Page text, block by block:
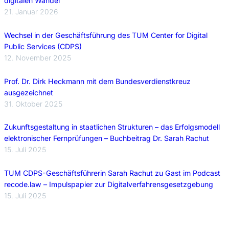
21. Januar 2026
Wechsel in der Geschäftsführung des TUM Center for Digital
Public Services (CDPS)
12. November 2025
Prof. Dr. Dirk Heckmann mit dem Bundesverdienstkreuz
ausgezeichnet
31. Oktober 2025
Zukunftsgestaltung in staatlichen Strukturen – das Erfolgsmodell
elektronischer Fernprüfungen – Buchbeitrag Dr. Sarah Rachut
15. Juli 2025
TUM CDPS-Geschäftsführerin Sarah Rachut zu Gast im Podcast
recode.law – Impulspapier zur Digitalverfahrensgesetzgebung
15. Juli 2025